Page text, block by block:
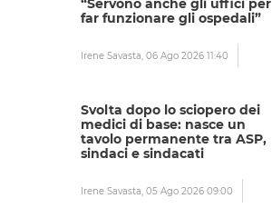
“Servono anche gli uffici per
far funzionare gli ospedali”
Irene Savasta, 06 Ago 2026 11:40
Svolta dopo lo sciopero dei
medici di base: nasce un
tavolo permanente tra ASP,
sindaci e sindacati
Irene Savasta, 05 Ago 2026 09:00